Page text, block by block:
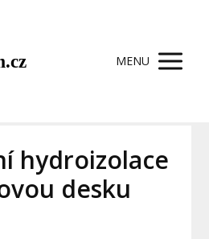
MENU
hydroizolace
desku